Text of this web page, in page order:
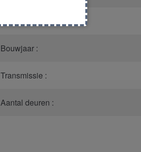
Bouwjaar :
Transmissie :
Aantal deuren :